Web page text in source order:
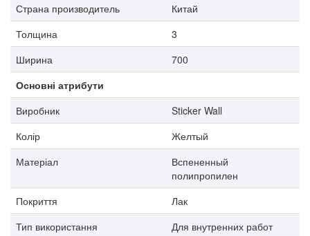
Страна производитель
Китай
Толщина
3
Ширина
700
Основні атрибути
Виробник
Sticker Wall
Колір
Желтый
Матеріал
Вспененный
полипропилен
Покриття
Лак
Тип використання
Для внутренних работ